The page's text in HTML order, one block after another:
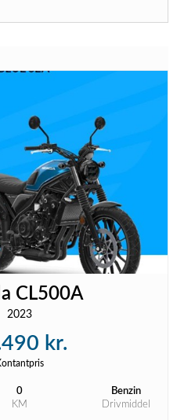
CL500A
2023
kr.
0
KM
Benzin
Drivmiddel